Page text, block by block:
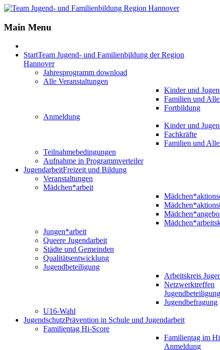
Main Menu
StartTeam Jugend- und Familienbildung der Region
Hannover
Jahresprogramm download
Alle Veranstaltungen
Kinder und
Familien und
Fortbildung
Anmeldung
Kinder und
Fachkräfte
Familien und
Teilnahmebedingungen
Aufnahme in Programmverteiler
JugendarbeitFreizeit und Bildung
Veranstaltungen
Mädchen*arbeit
Jungen*arbeit
Queere Jugendarbeit
Städte und Gemeinden
Qualitätsentwicklung
Jugendbeteiligung
Arbeitskreis
Netzwerktreffen
Jugendbeteiligung
Jugendbefragung
U16-Wahl
JugendschutzPrävention in Schule und Jugendarbeit
Familientag Hi-Score
Familientag im
Anmeldung
Jahr
Monat
Jahr
Monat